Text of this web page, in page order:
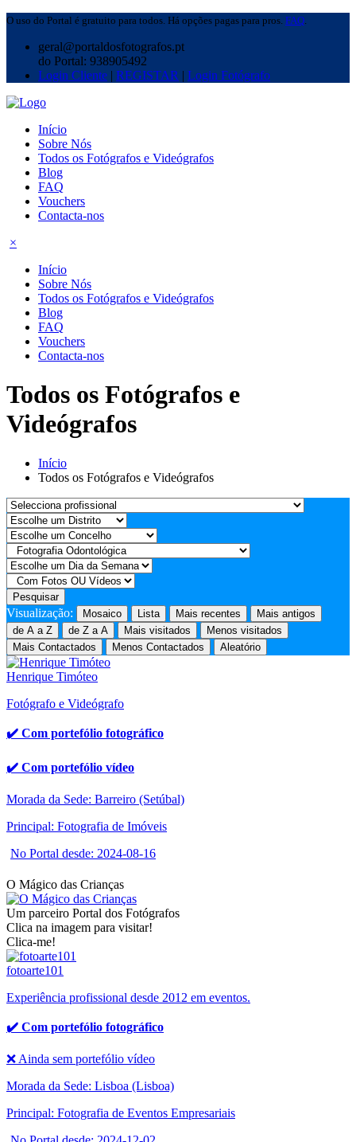
O uso do Portal é gratuito para todos. Há opções pagas para pros. FAQ.
geral@portaldosfotografos.pt
do Portal: 938905492
Login Cliente | REGISTAR | Login Fotógrafo
Início
Sobre Nós
Todos os Fotógrafos e Videógrafos
Blog
FAQ
Vouchers
Contacta-nos
×
Início
Sobre Nós
Todos os Fotógrafos e Videógrafos
Blog
FAQ
Vouchers
Contacta-nos
Todos os Fotógrafos e
Videógrafos
Início
Todos os Fotógrafos e Videógrafos
Pesquisar
Visualização: Mosaico Lista Mais recentes
Mais antigos
de A a Z
de Z a A Mais visitados
Menos visitados
Mais Contactados
Menos Contactados Aleatório
Henrique Timóteo
Fotógrafo e Videógrafo
✔️ Com portefólio fotográfico
✔️ Com portefólio vídeo
Morada da Sede: Barreiro (Setúbal)
Principal: Fotografia de Imóveis
No Portal desde: 2024-08-16
O Mágico das Crianças
Um parceiro Portal dos Fotógrafos
Clica na imagem para visitar!
Clica-me!
fotoarte101
Experiência profissional desde 2012 em eventos.
✔️ Com portefólio fotográfico
❌ Ainda sem portefólio vídeo
Morada da Sede: Lisboa (Lisboa)
Principal: Fotografia de Eventos Empresariais